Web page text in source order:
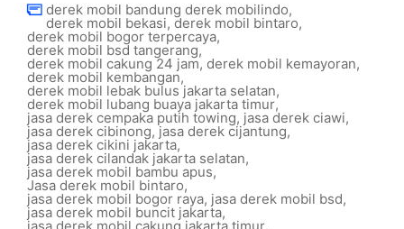
derek mobil bandung derek mobilindo,
derek mobil bekasi, derek mobil bintaro,
derek mobil bogor terpercaya,
derek mobil bsd tangerang,
derek mobil cakung 24 jam, derek mobil kemayoran,
derek mobil kembangan,
derek mobil lebak bulus jakarta selatan,
derek mobil lubang buaya jakarta timur,
jasa derek cempaka putih towing, jasa derek ciawi,
jasa derek cibinong,jasa derek cijantung,
jasa derek cikini jakarta,
jasa derek cilandak jakarta selatan,
jasa derek mobil bambu apus,
Jasa derek mobil bintaro,
jasa derek mobil bogor raya, jasa derek mobil bsd,
jasa derek mobil buncit jakarta,